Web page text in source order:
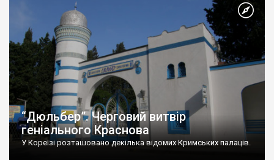
“Дюльбер”. Черговий витвір
геніального Краснова
У Кореїзі розташовано декілька відомих Кримських палаців.